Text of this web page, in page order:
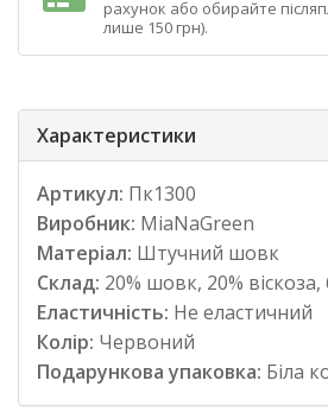
рахунок або обирайте
лише 150 грн).
Характеристики
Артикул: Пк1300
Виробник: MiaNaGreen
Матеріал: Штучний шовк
Склад: 20% шовк, 20% віскоза,
Еластичність: Не еластичний
Колір: Червоний
Подарункова упаковка: Біла